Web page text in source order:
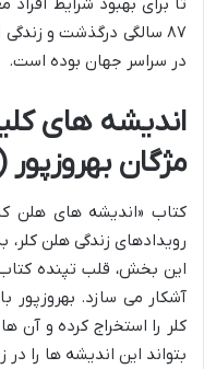
۸۷ سالگی درگذشت و
در سراسر جهان بوده است.
اندیشه های
مژگان
کتاب «اندیشه های هلن
رویدادهای زندگی هلن کلر،
این بخش، قلب تپنده
آشکار می سازد. بهروزپور
کلر را استخراج کرده و آن
بتواند این اندیشه ها را